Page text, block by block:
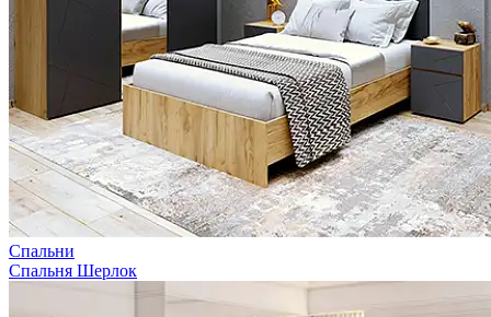
Спальни
Спальня Шерлок